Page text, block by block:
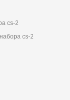
cs-2
cs-2